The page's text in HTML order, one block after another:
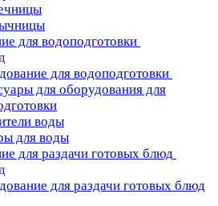
для водоподготовки
для водоподготовки
для оборудования для
воды
для воды
для раздачи готовых блюд
для раздачи готовых блюд